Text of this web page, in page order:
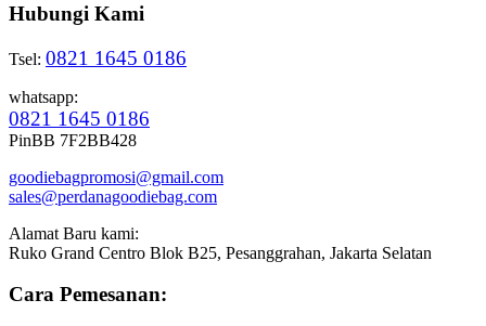
Hubungi Kami
Tsel: 0821 1645 0186
whatsapp:
0821 1645 0186
PinBB 7F2BB428
goodiebagpromosi@gmail.com
sales@perdanagoodiebag.com
Alamat Baru kami:
Ruko Grand Centro Blok B25, Pesanggrahan, Jakarta Selatan
Cara Pemesanan: